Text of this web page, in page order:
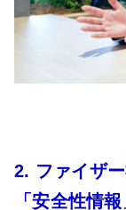
2. ファイザ
「安全性情